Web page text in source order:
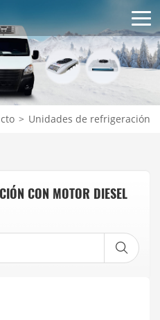
> Unidades de refrigeración
CON MOTOR DIESEL